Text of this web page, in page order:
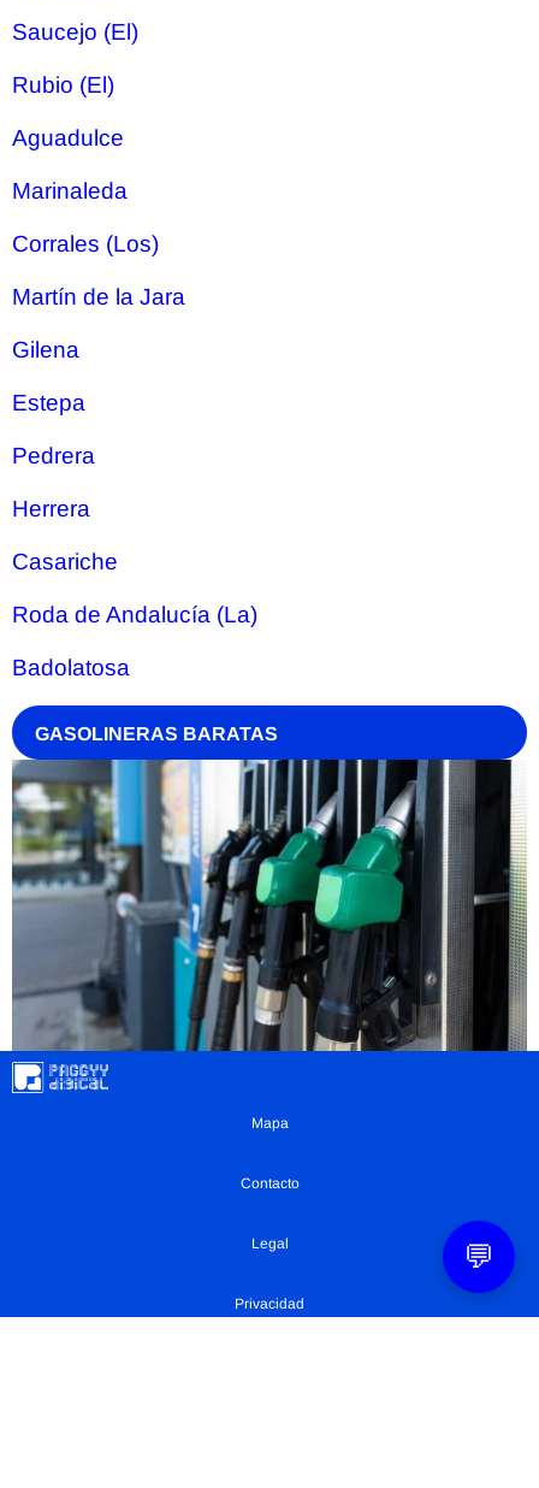
Saucejo (El)
Rubio (El)
Aguadulce
Marinaleda
Corrales (Los)
Martín de la Jara
Gilena
Estepa
Pedrera
Herrera
Casariche
Roda de Andalucía (La)
Badolatosa
GASOLINERAS BARATAS
Mapa
Contacto
Legal
Privacidad
💬